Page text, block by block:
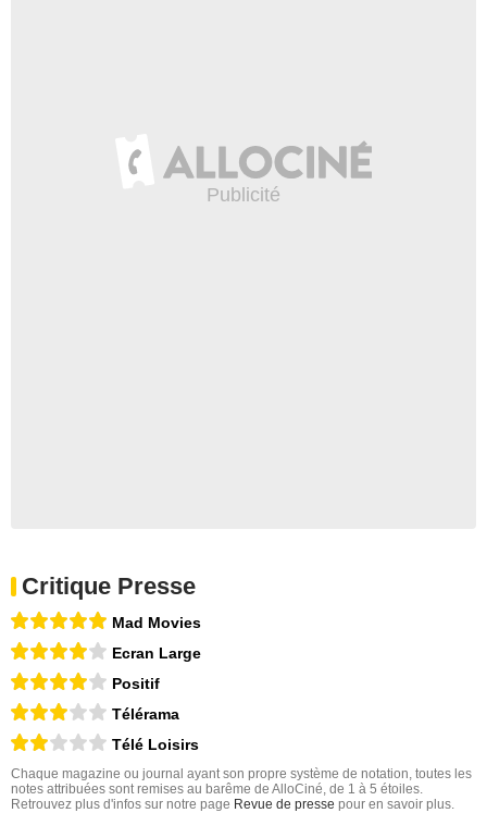
Critique Presse
Mad Movies
Ecran Large
Positif
Télérama
Télé Loisirs
Chaque magazine ou journal ayant son propre système de notation, toutes les
notes attribuées sont remises au barême de AlloCiné, de 1 à 5 étoiles.
Retrouvez plus d'infos sur notre page Revue de presse pour en savoir plus.